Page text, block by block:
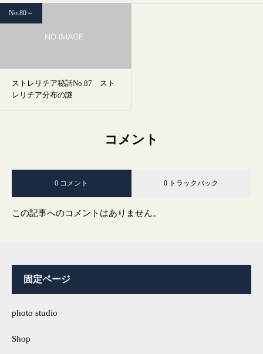
No.80～
ストレリチア秘話No.87 スト
レリチア分布の謎
コメント
0 コメント 0 トラックバック
この記事へのコメントはありません。
固定ページ
photo studio
Shop